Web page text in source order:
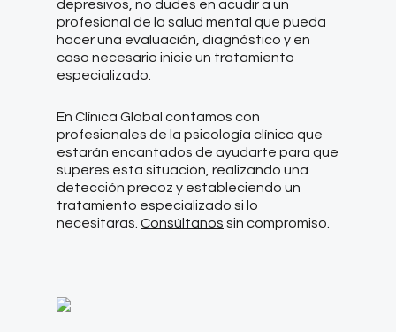
depresivos, no dudes en acudir a un
profesional de la salud mental que pueda
hacer una evaluación, diagnóstico y en
caso necesario inicie un tratamiento
especializado.
En Clínica Global contamos con
profesionales de la psicología clínica que
estarán encantados de ayudarte para que
superes esta situación, realizando una
detección precoz y estableciendo un
tratamiento especializado si lo
necesitaras. Consúltanos sin compromiso.